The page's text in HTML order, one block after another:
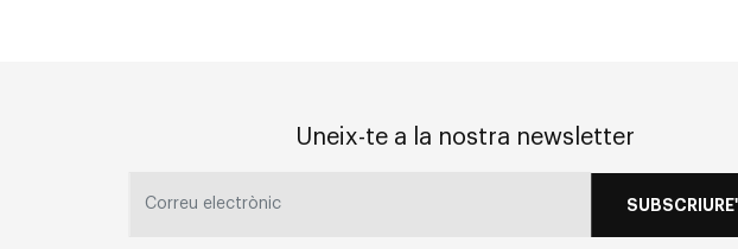
Uneix-te a la nostra newsletter